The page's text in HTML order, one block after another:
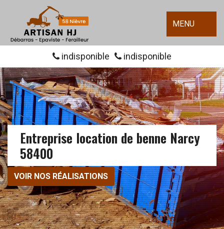
MENU
indisponible indisponible
Entreprise location de benne Narcy
58400
VOIR NOS RÉALISATIONS